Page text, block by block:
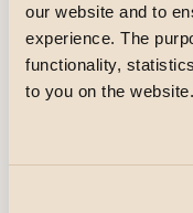
our website and to
experience. The
functionality,
to you on the